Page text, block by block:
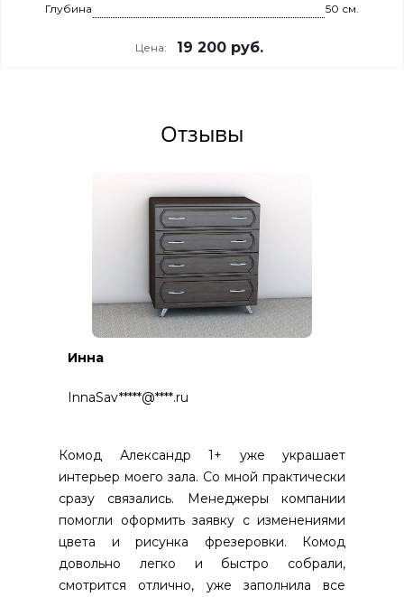
Глубина
50 см.
Цена: 19 200руб.
Отзывы
Инна
InnaSav*****@****.ru
Комод Александр 1+ уже украшает
интерьер моего зала. Со мной практически
сразу связались. Менеджеры компании
помогли оформить заявку с изменениями
цвета и рисунка фрезеровки. Комод
довольно легко и быстро собрали,
смотрится отлично, уже заполнила все